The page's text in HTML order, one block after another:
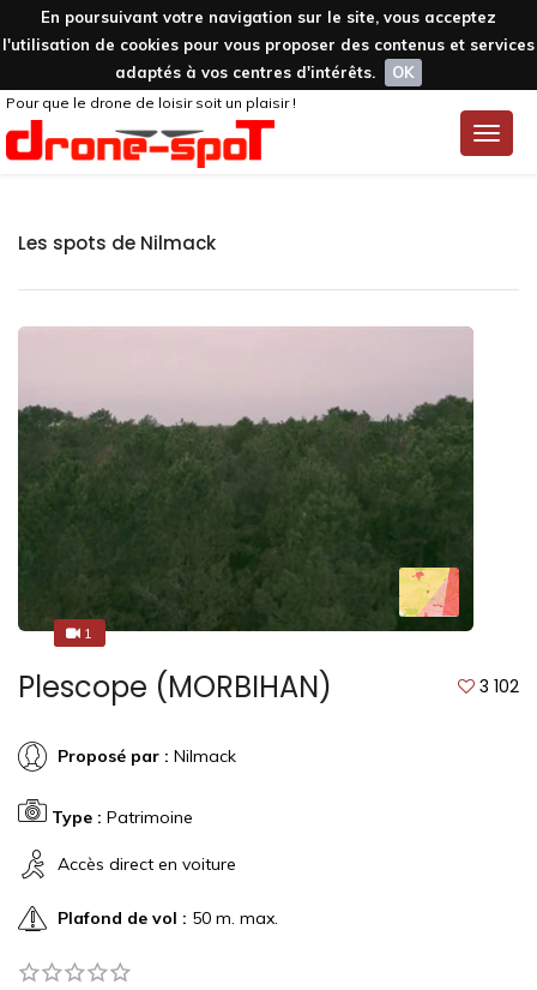
En poursuivant votre navigation sur le site, vous acceptez
l'utilisation de cookies pour vous proposer des contenus et services
adaptés à vos centres d'intérêts.
OK
Toggle
Pour que le drone de loisir soit un plaisir !
Les spots de Nilmack
11
Plescope (MORBIHAN) 3 102
Proposé par : Nilmack
Type : Patrimoine
Accès direct en voiture
Plafond de vol : 50 m. max.